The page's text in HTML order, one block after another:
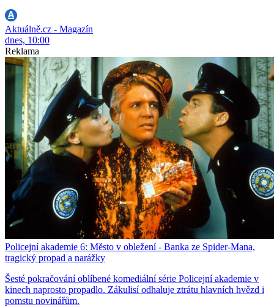
Aktuálně.cz - Magazín
dnes, 10:00
Reklama
Policejní akademie 6: Město v obležení - Banka ze Spider-Mana,
tragický propad a narážky
Šesté pokračování oblíbené komediální série Policejní akademie v
kinech naprosto propadlo. Zákulisí odhaluje ztrátu hlavních hvězd i
pomstu novinářům.